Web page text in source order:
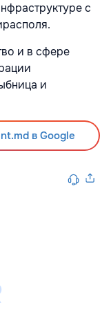
с
и в сфере
и
в Google